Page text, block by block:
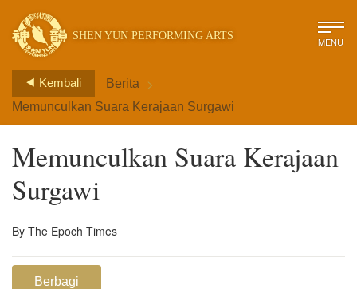
SHEN YUN PERFORMING ARTS MENU
Kembali Berita >
Memunculkan Suara Kerajaan Surgawi
Memunculkan Suara Kerajaan
Surgawi
By The Epoch Times
Berbagi